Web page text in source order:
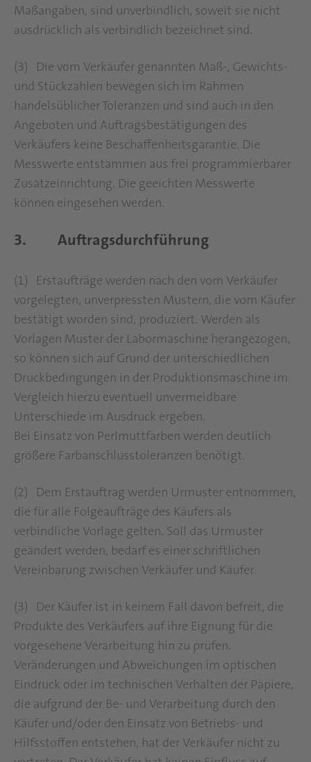
Maßangaben, sind unverbindlich, soweit sie nicht
ausdrücklich als verbindlich bezeichnet sind.
(3) Die vom Verkäufer genannten Maß-, Gewichts-
und Stückzahlen bewegen sich im Rahmen
handelsüblicher Toleranzen und sind auch in den
Angeboten und Auftragsbestätigungen des
Verkäufers keine Beschaffenheitsgarantie. Die
Messwerte entstammen aus frei programmierbarer
Zusatzeinrichtung. Die geeichten Messwerte
können eingesehen werden.
3. Auftragsdurchführung
(1) Erstaufträge werden nach den vom Verkäufer
vorgelegten, unverpressten Mustern, die vom Käufer
bestätigt worden sind, produziert. Werden als
Vorlagen Muster der Labormaschine herangezogen,
so können sich auf Grund der unterschiedlichen
Druckbedingungen in der Produktionsmaschine im
Vergleich hierzu eventuell unvermeidbare
Unterschiede im Ausdruck ergeben.
Bei Einsatz von Perlmuttfarben werden deutlich
größere Farbanschlusstoleranzen benötigt.
(2) Dem Erstauftrag werden Urmuster entnommen,
die für alle Folgeaufträge des Käufers als
verbindliche Vorlage gelten. Soll das Urmuster
geändert werden, bedarf es einer schriftlichen
Vereinbarung zwischen Verkäufer und Käufer.
(3) Der Käufer ist in keinem Fall davon befreit, die
Produkte des Verkäufers auf ihre Eignung für die
vorgesehene Verarbeitung hin zu prüfen.
Veränderungen und Abweichungen im optischen
Eindruck oder im technischen Verhalten der Papiere,
die aufgrund der Be- und Verarbeitung durch den
Käufer und/oder den Einsatz von Betriebs- und
Hilfsstoffen entstehen, hat der Verkäufer nicht zu